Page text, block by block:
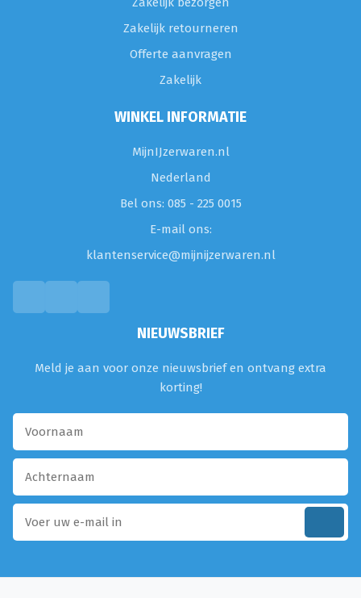
Zakelijk retourneren
Offerte aanvragen
Zakelijk
WINKEL INFORMATIE
MijnIJzerwaren.nl
Nederland
Bel ons: 085 - 225 0015
E-mail ons:
klantenservice@mijnijzerwaren.nl
NIEUWSBRIEF
Meld je aan voor onze nieuwsbrief en ontvang extra
korting!